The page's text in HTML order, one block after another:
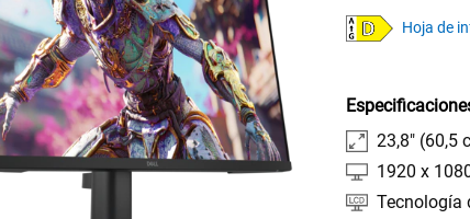
Hoja de
23,8" (60,5
1920 x
Tecnología